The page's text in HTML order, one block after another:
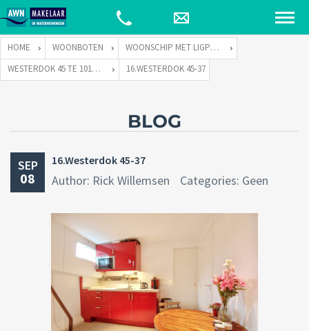
HOME WOONBOTEN
WOONSCHIP MET LIGPLAATS
WESTERDOK 45 TE 1013 AZ AMSTERDAM
16.WESTERDOK 45-37
BLOG
SEP
08
16.Westerdok 45-37
Author: Rick Willemsen Categories: Geen